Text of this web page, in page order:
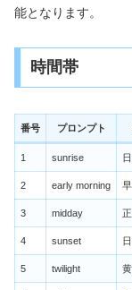
能となります。
時間帯
番号 プロンプト
1 sunrise
2 early morning
3 midday
4 sunset
5 twilight